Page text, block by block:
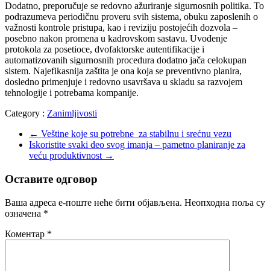
Dodatno, preporučuje se redovno ažuriranje sigurnosnih politika. To
podrazumeva periodičnu proveru svih sistema, obuku zaposlenih o
važnosti kontrole pristupa, kao i reviziju postojećih dozvola –
posebno nakon promena u kadrovskom sastavu. Uvođenje
protokola za posetioce, dvofaktorske autentifikacije i
automatizovanih sigurnosnih procedura dodatno jača celokupan
sistem. Najefikasnija zaštita je ona koja se preventivno planira,
dosledno primenjuje i redovno usavršava u skladu sa razvojem
tehnologije i potrebama kompanije.
Category : Zanimljivosti
← Veštine koje su potrebne za stabilnu i srećnu vezu
Iskoristite svaki deo svog imanja – pametno planiranje za
veću produktivnost →
Оставите одговор
Ваша адреса е-поште неће бити објављена. Неопходна поља су
означена *
Коментар *